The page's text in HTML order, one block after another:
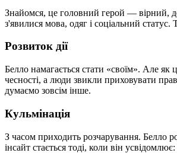
Знайомся, це головний герой — вірний,
з'явилися мова, одяг і соціальний
Розвиток дії
Белло намагається стати «своїм». Але як
чесності, а люди звикли приховувати
думаємо зовсім інше.
Кульмінація
З часом приходить розчарування. Белло
інсайт стається тоді, коли він